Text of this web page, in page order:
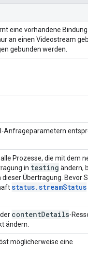
eine vorhandene
an einen Videostream
gebunden werden.
Anfrageparametern
Prozesse, die mit dem
in testing ändern,
Übertragung. Bevor
status.streamStatus
contentDetails-
ändern.
möglicherweise eine